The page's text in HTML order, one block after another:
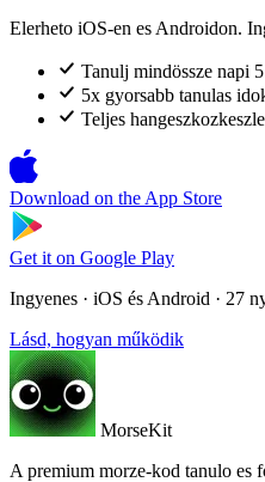
Elerheto iOS-en es Androidon.
Tanulj mindössze napi
5x gyorsabb tanulas
Teljes
Download on the App Store
Get it on Google Play
Ingyenes · iOS és Android · 27
Lásd, hogyan működik
MorseKit
A premium morze-kod tanulo es